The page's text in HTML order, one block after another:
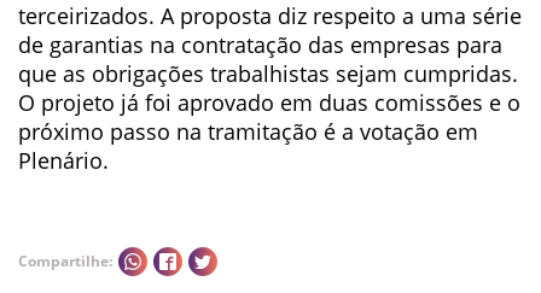
terceirizados. A proposta diz respeito a uma série
de garantias na contratação das empresas para
que as obrigações trabalhistas sejam cumpridas.
O projeto já foi aprovado em duas comissões e o
próximo passo na tramitação é a votação em
Plenário.
Compartilhe: